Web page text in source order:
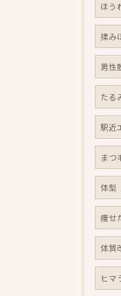
ほう
揉み
男性
たる
駅近
まつ
体型
痩せ
体質
ヒマ